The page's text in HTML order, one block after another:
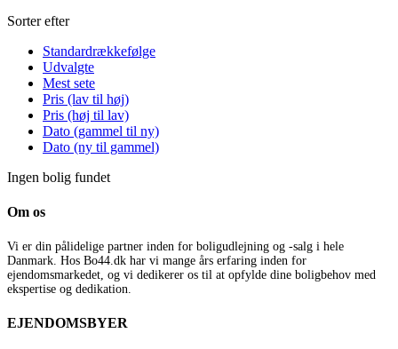
Sorter efter
Standardrækkefølge
Udvalgte
Mest sete
Pris (lav til høj)
Pris (høj til lav)
Dato (gammel til ny)
Dato (ny til gammel)
Ingen bolig fundet
Om os
Vi er din pålidelige partner inden for boligudlejning og -salg i hele
Danmark. Hos Bo44.dk har vi mange års erfaring inden for
ejendomsmarkedet, og vi dedikerer os til at opfylde dine boligbehov med
ekspertise og dedikation.
EJENDOMSBYER